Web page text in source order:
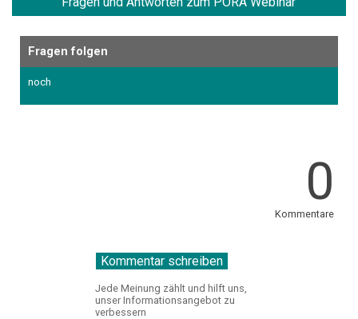
Fragen folgen
noch
0
Kommentare
Jede Meinung zählt und hilft uns,
unser Informationsangebot zu
verbessern